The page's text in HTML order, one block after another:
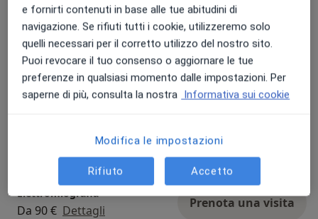
Visita neurologica
0 € - 120 € Dettagli Prenota una visita
Color doppler transcranico
Dettagli Prenota una visita
Ecocolordoppler TSA
Prenota una visita
Elettromiografia
Da 90 € Dettagli Prenota una visita
e fornirti contenuti in base alle tue abitudini di
navigazione. Se rifiuti tutti i cookie, utilizzeremo solo
quelli necessari per il corretto utilizzo del nostro sito.
Puoi revocare il tuo consenso o aggiornare le tue
preferenze in qualsiasi momento dalle impostazioni. Per
saperne di più, consulta la nostra Informativa sui cookie
Modifica le impostazioni
Rifiuto Accetto